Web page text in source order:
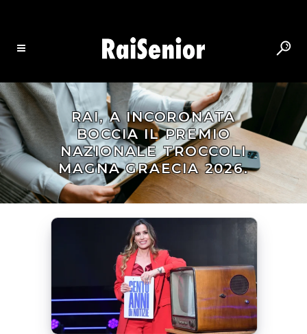
RAI, A INCORONATA
BOCCIA IL PREMIO
NAZIONALE TROCCOLI
MAGNA GRAECIA 2026.